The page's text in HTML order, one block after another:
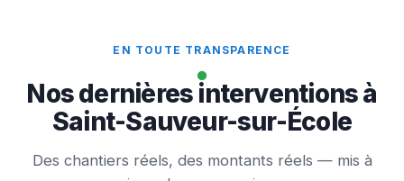
EN TOUTE TRANSPARENCE
Nos dernières interventions à
Saint-Sauveur-sur-École
Des chantiers réels, des montants réels — mis à